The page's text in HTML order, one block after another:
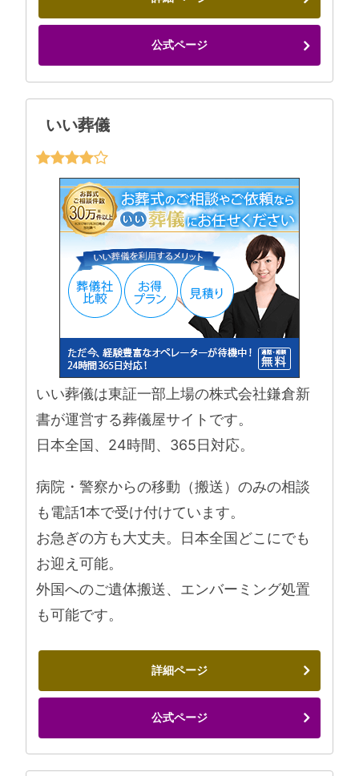
公式ページ
いい葬儀
いい葬儀は東証一部上場の株式会社鎌倉新
書が運営する葬儀屋サイトです。
日本全国、24時間、365日対応。
病院・警察からの移動（搬送）のみの相談
も電話1本で受け付けています。
お急ぎの方も大丈夫。日本全国どこにでも
お迎え可能。
外国へのご遺体搬送、エンバーミング処置
も可能です。
詳細ページ
公式ページ